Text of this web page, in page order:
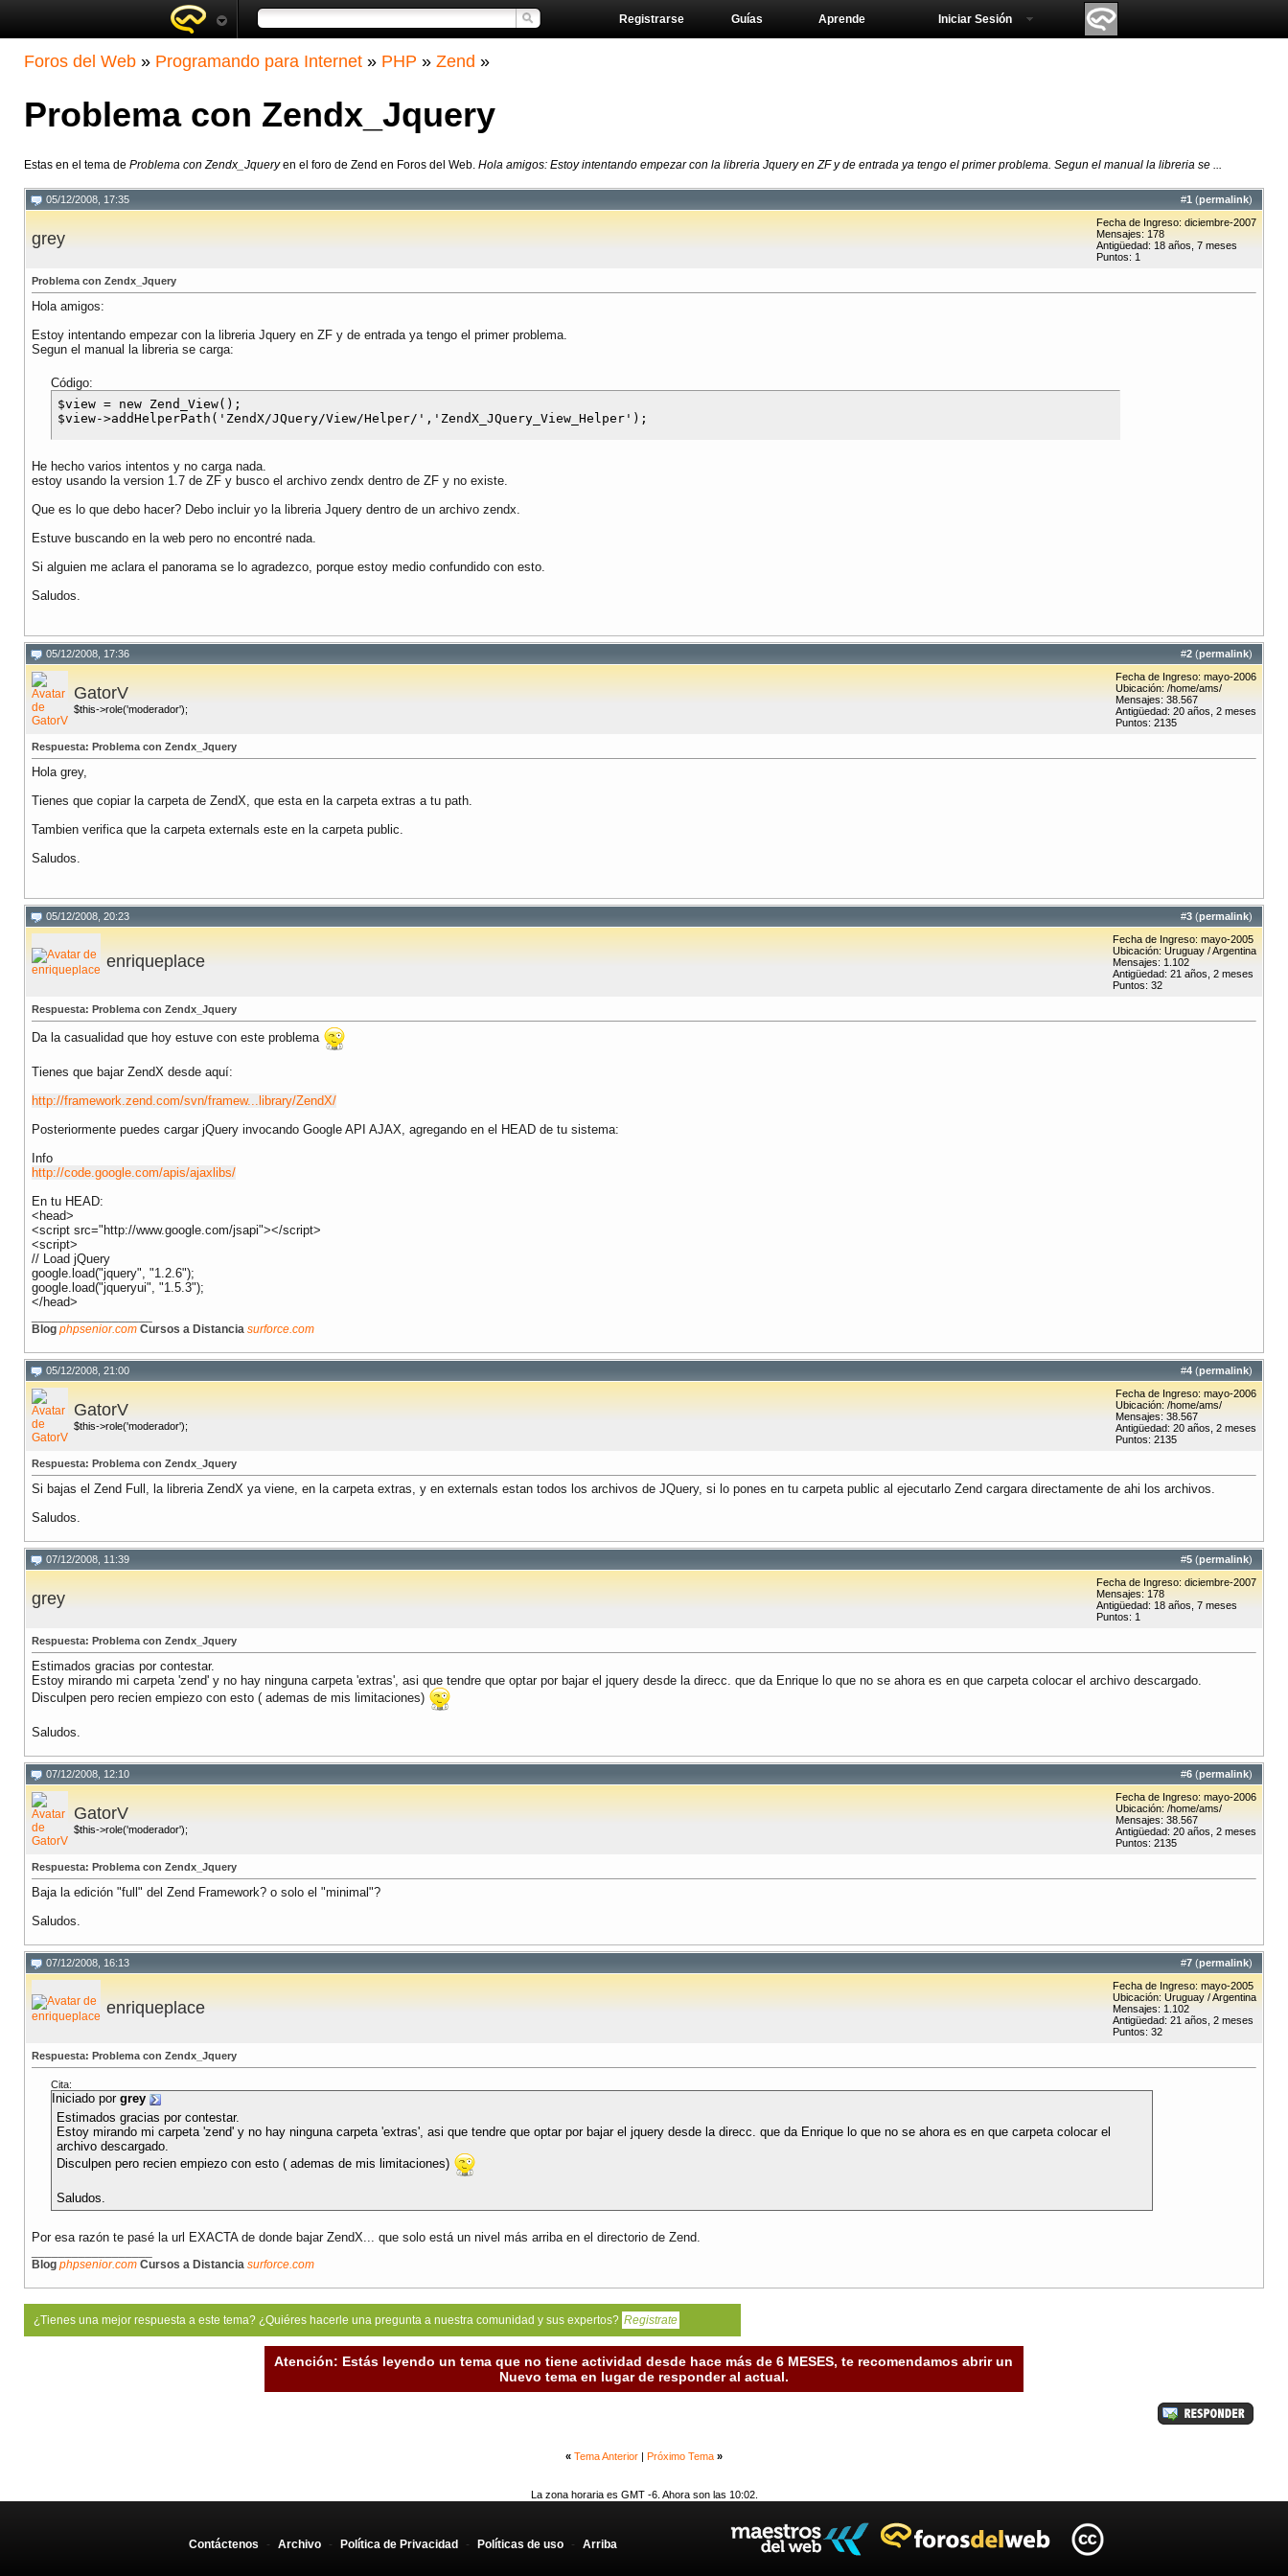
Aprende
Guías
Registrarse Iniciar Sesión
Foros del Web » Programando para Internet » PHP » Zend »
Problema con Zendx_Jquery
Estas en el tema de Problema con Zendx_Jqueryen el foro de Zend en Foros del Web. Hola amigos: Estoy intentando empezar con la libreria Jquery en ZF y de entrada ya tengo el primer problema. Segun el manual la libreria se ...
#1 (permalink)
05/12/2008, 17:35
grey
Fecha de Ingreso: diciembre-2007
Mensajes: 178
Antigüedad: 18 años, 7 meses
Puntos: 1
Problema con Zendx_Jquery
Hola amigos:
Estoy intentando empezar con la libreria Jquery en ZF y de entrada ya tengo el primer problema.
Segun el manual la libreria se carga:
Código:
$view = new Zend_View();
He hecho varios intentos y no carga nada.
estoy usando la version 1.7 de ZF y busco el archivo zendx dentro de ZF y no existe.
Que es lo que debo hacer? Debo incluir yo la libreria Jquery dentro de un archivo zendx.
Estuve buscando en la web pero no encontré nada.
Si alguien me aclara el panorama se lo agradezco, porque estoy medio confundido con esto.
Saludos.
#2 (permalink)
05/12/2008, 17:36
GatorV
$this->role('moderador');
Fecha de Ingreso: mayo-2006
Ubicación: /home/ams/
Mensajes: 38.567
Antigüedad: 20 años, 2 meses
Puntos: 2135
Respuesta: Problema con Zendx_Jquery
Hola grey,
Tienes que copiar la carpeta de ZendX, que esta en la carpeta extras a tu path.
Tambien verifica que la carpeta externals este en la carpeta public.
Saludos.
#3 (permalink)
05/12/2008, 20:23
enriqueplace
Fecha de Ingreso: mayo-2005
Ubicación: Uruguay / Argentina
Mensajes: 1.102
Antigüedad: 21 años, 2 meses
Puntos: 32
Respuesta: Problema con Zendx_Jquery
Da la casualidad que hoy estuve con este problema
Tienes que bajar ZendX desde aquí:
http://framework.zend.com/svn/framew...library/ZendX/
Posteriormente puedes cargar jQuery invocando Google API AJAX, agregando en el HEAD de tu sistema:
Info
http://code.google.com/apis/ajaxlibs/
En tu HEAD:
<head>
<script src="http://www.google.com/jsapi"></script>
<script>
// Load jQuery
google.load("jquery", "1.2.6");
google.load("jqueryui", "1.5.3");
</head>
Blog phpsenior.com Cursos a Distancia surforce.com
#4 (permalink)
05/12/2008, 21:00
GatorV
$this->role('moderador');
Fecha de Ingreso: mayo-2006
Ubicación: /home/ams/
Mensajes: 38.567
Antigüedad: 20 años, 2 meses
Puntos: 2135
Respuesta: Problema con Zendx_Jquery
Si bajas el Zend Full, la libreria ZendX ya viene, en la carpeta extras, y en externals estan todos los archivos de JQuery, si lo pones en tu carpeta public al ejecutarlo Zend cargara directamente de ahi los archivos.
Saludos.
#5 (permalink)
07/12/2008, 11:39
grey
Fecha de Ingreso: diciembre-2007
Mensajes: 178
Antigüedad: 18 años, 7 meses
Puntos: 1
Respuesta: Problema con Zendx_Jquery
Estimados gracias por contestar.
Estoy mirando mi carpeta 'zend' y no hay ninguna carpeta 'extras', asi que tendre que optar por bajar el jquery desde la direcc. que da Enrique lo que no se ahora es en que carpeta colocar el archivo descargado.
Disculpen pero recien empiezo con esto ( ademas de mis limitaciones)
Saludos.
#6 (permalink)
07/12/2008, 12:10
GatorV
$this->role('moderador');
Fecha de Ingreso: mayo-2006
Ubicación: /home/ams/
Mensajes: 38.567
Antigüedad: 20 años, 2 meses
Puntos: 2135
Respuesta: Problema con Zendx_Jquery
Baja la edición "full" del Zend Framework? o solo el "minimal"?
Saludos.
#7 (permalink)
07/12/2008, 16:13
enriqueplace
Fecha de Ingreso: mayo-2005
Ubicación: Uruguay / Argentina
Mensajes: 1.102
Antigüedad: 21 años, 2 meses
Puntos: 32
Respuesta: Problema con Zendx_Jquery
Cita:
Iniciado por grey
Estimados gracias por contestar.
Estoy mirando mi carpeta 'zend' y no hay ninguna carpeta 'extras', asi que tendre que optar por bajar el jquery desde la direcc. que da Enrique lo que no se ahora es en que carpeta colocar el
archivo descargado.
Disculpen pero recien empiezo con esto ( ademas de mis limitaciones)
Saludos.
Por esa razón te pasé la url EXACTA de donde bajar ZendX... que solo está un nivel más arriba en el directorio de Zend.
Blog phpsenior.com Cursos a Distancia surforce.com
¿Tienes una mejor respuesta a este tema? ¿Quiéres hacerle una pregunta a nuestra comunidad y sus expertos? Registrate
Atención: Estás leyendo un tema que no tiene actividad desde hace más de 6 MESES, te recomendamos abrir un
Nuevo tema en lugar de responder al actual.
« Tema Anterior Próximo Tema »
La zona horaria es GMT -6. Ahora son las 10:02.
Contáctenos - Archivo - Política de Privacidad - Políticas de uso - Arriba